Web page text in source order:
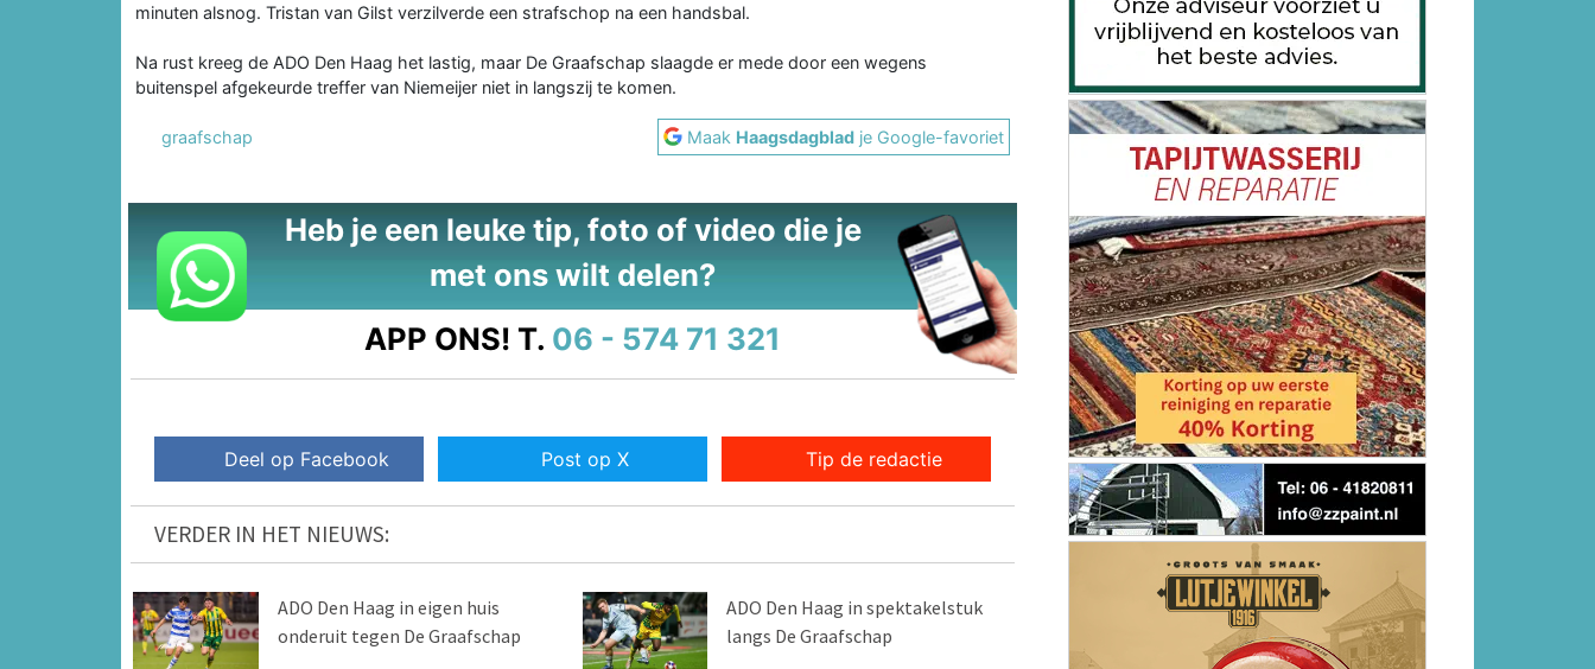
minuten alsnog. Tristan van Gilst verzilverde een strafschop na een handsbal.
Na rust kreeg de ADO Den Haag het lastig, maar De Graafschap slaagde er mede door een wegens
buitenspel afgekeurde treffer van Niemeijer niet in langszij te komen.
graafschap Maak Haagsdagblad je Google-favoriet
Heb je een leuke tip, foto of video die je
met ons wilt delen?
APP ONS! T. 06 - 574 71 321
Deel op Facebook Post op X Tip de redactie
VERDER IN HET NIEUWS:
ADO Den Haag in eigen huis
onderuit tegen De Graafschap
ADO Den Haag in spektakelstuk
langs De Graafschap